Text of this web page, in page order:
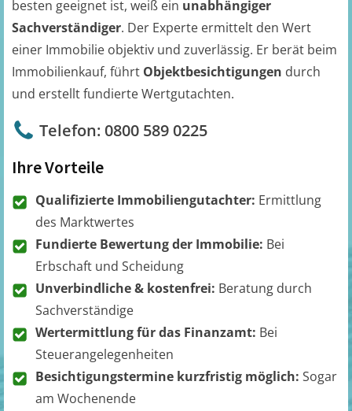
besten geeignet ist, weiß ein unabhängiger
Sachverständiger. Der Experte ermittelt den Wert
einer Immobilie objektiv und zuverlässig. Er berät beim
Immobilienkauf, führt Objektbesichtigungen durch
und erstellt fundierte Wertgutachten.
Telefon: 0800 589 0225
Ihre Vorteile
Qualifizierte Immobiliengutachter: Ermittlung
des Marktwertes
Fundierte Bewertung der Immobilie: Bei
Erbschaft und Scheidung
Unverbindliche & kostenfrei: Beratung durch
Sachverständige
Wertermittlung für das Finanzamt: Bei
Steuerangelegenheiten
Besichtigungstermine kurzfristig möglich: Sogar
am Wochenende